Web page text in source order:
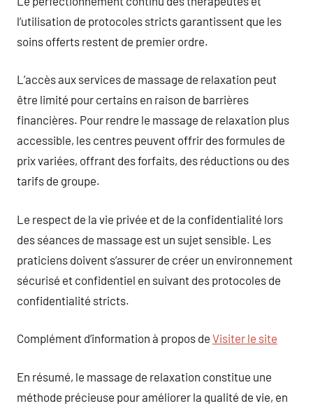
l’utilisation de protocoles stricts garantissent que les
soins offerts restent de premier ordre.
L’accès aux services de massage de relaxation peut
être limité pour certains en raison de barrières
financières. Pour rendre le massage de relaxation plus
accessible, les centres peuvent offrir des formules de
prix variées, offrant des forfaits, des réductions ou des
tarifs de groupe.
Le respect de la vie privée et de la confidentialité lors
des séances de massage est un sujet sensible. Les
praticiens doivent s’assurer de créer un environnement
sécurisé et confidentiel en suivant des protocoles de
confidentialité stricts.
Complément d’information à propos de Visiter le site
En résumé, le massage de relaxation constitue une
méthode précieuse pour améliorer la qualité de vie, en